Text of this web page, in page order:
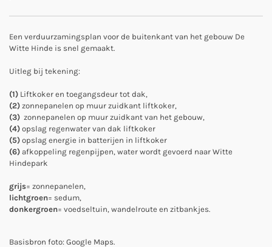
Een verduurzamingsplan voor de buitenkant van het gebouw De
Witte Hinde is snel gemaakt.
Uitleg bij tekening:
(1) Liftkoker en toegangsdeur tot dak,
(2) zonnepanelen op muur zuidkant liftkoker,
(3) zonnepanelen op muur zuidkant van het gebouw,
(4) opslag regenwater van dak liftkoker
(5) opslag energie in batterijen in liftkoker
(6) afkoppeling regenpijpen, water wordt gevoerd naar Witte
Hindepark
grijs= zonnepanelen,
lichtgroen= sedum,
donkergroen= voedseltuin, wandelroute en zitbankjes.
Basisbron foto: Google Maps.